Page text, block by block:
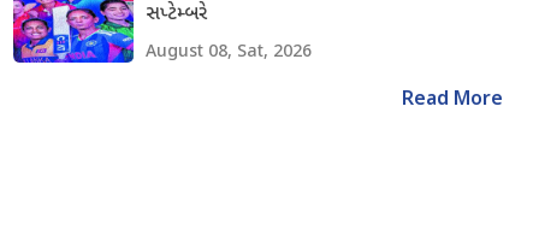
સપ્ટેમ્બરે
August 08, Sat, 2026
Read More